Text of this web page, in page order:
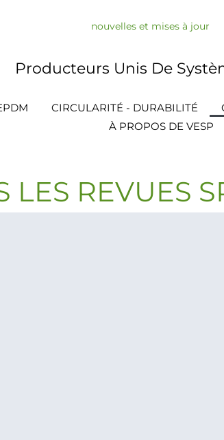
nouvelles et mises à jour
Producteurs Unis De
CIRCULARITÉ - DURABILITÉ
À PROPOS DE VESP
REVUES